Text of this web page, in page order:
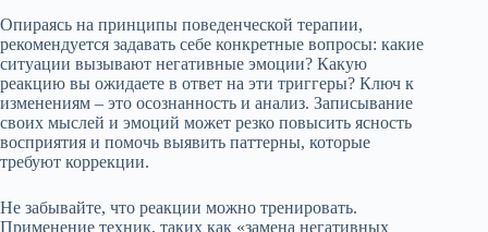
Опираясь на принципы поведенческой терапии,
рекомендуется задавать себе конкретные вопросы: какие
ситуации вызывают негативные эмоции? Какую
реакцию вы ожидаете в ответ на эти триггеры? Ключ к
изменениям – это осознанность и анализ. Записывание
своих мыслей и эмоций может резко повысить ясность
восприятия и помочь выявить паттерны, которые
требуют коррекции.
Не забывайте, что реакции можно тренировать.
Применение техник, таких как «замена негативных